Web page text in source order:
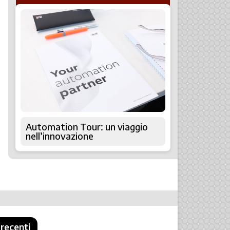
Automation Tour: un viaggio
nell’innovazione